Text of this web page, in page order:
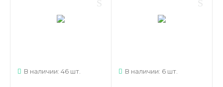
В наличии: 46 шт. В наличии: 6 шт.